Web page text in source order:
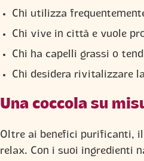
Chi utilizza
Chi vive in città e vuole
Chi ha capelli grassi o
Chi desidera rivitalizzare
Una coccola su
Oltre ai benefici purificanti,
relax. Con i suoi ingredienti